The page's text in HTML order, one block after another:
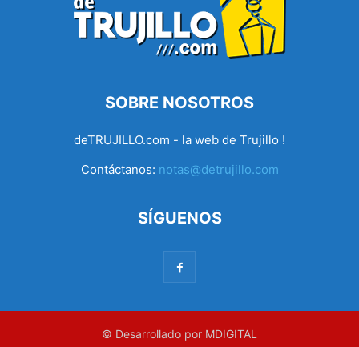
SOBRE NOSOTROS
deTRUJILLO.com - la web de Trujillo !
Contáctanos: notas@detrujillo.com
SÍGUENOS
© Desarrollado por MDIGITAL